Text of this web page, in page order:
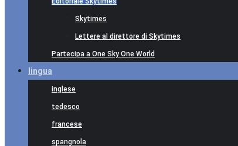
Skytimes
Lettere al direttore di Skytimes
Partecipa a One Sky One World
lingua
inglese
tedesco
francese
spangnola